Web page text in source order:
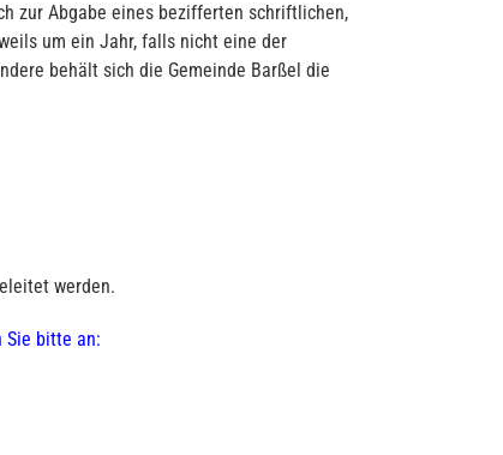
zur Abgabe eines bezifferten schriftlichen,
um ein Jahr, falls nicht eine der
behält sich die Gemeinde Barßel die
werden.
Sie bitte an: